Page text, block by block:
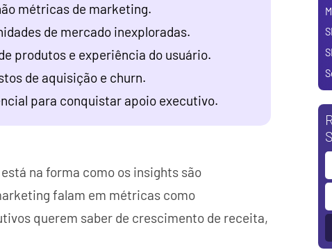
métricas de marketing.
de mercado inexploradas.
produtos e experiência do usuário.
de aquisição e churn.
para conquistar apoio executivo.
na forma como os insights são
falam em métricas como
querem saber de crescimento de receita,